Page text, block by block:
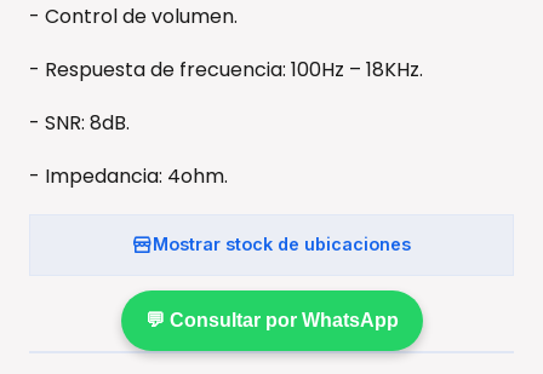
- Control de volumen.
- Respuesta de frecuencia: 100Hz – 18KHz.
- SNR: 8dB.
- Impedancia: 4ohm.
Mostrar stock de ubicaciones
💬 Consultar por WhatsApp